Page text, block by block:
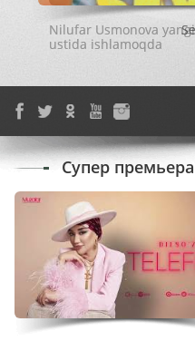
Супер премьера